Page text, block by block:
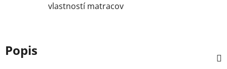
vlastností matracov
Popis